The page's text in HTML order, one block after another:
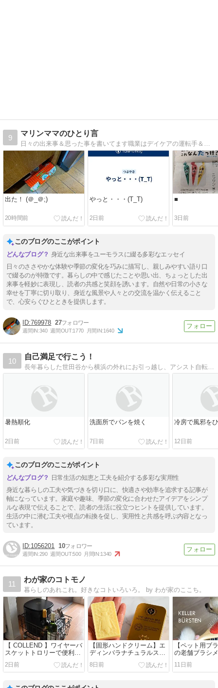
9
マリンママのひとり言
出た！ (＠_＠;)
20時間前
やっと・・・(T_T)
2日前
■
3日前
このブログのここがポイント
身近な出来事をユーモラスに綴る多彩なエッセイ
日々のささやかな体験や季節の変化を巧みに描写し、親しみやすい語り口
で綴るのが特徴です。暮らしの中で感じたことや思い出、ちょっとした出
来事を軽妙に表現し、読者の共感と笑顔を誘います。自然や日常の小さな
幸せを丁寧に切り取り、身近な風景や人々との交流を温かく伝えること
で、心安らぐひとときを提供します。
769978 27
週間IN:340 週間OUT:1770 月間IN:1640
10
自己満足で行こう！
長年暮らした世田谷から横浜の外れにお引っ越し、アシスト自転車に乗って買い物してます。
暑熱順化
2日前
洗面所でパンを焼く
7日前
冷房で風邪を
12日前
このブログのここがポイント
日常生活の知恵と工夫を紹介する多彩な実用性
身近な暮らしの工夫や気づきを切り口に、快適さや効率を追求する記事が
軸になっています。家庭や趣味、季節の変化に合わせたアイデアをシンプ
ルな表現で伝えることで、読者の生活に役立つヒントを提供しています。
生活の中に潜む工夫や視点の転換を促し、実用性と共感を呼ぶ内容となっ
ています。
1056201 10
週間IN:290 週間OUT:500 月間IN:1340
11
わが家のコトモノ
暮らしのあれこれ。好きなコトいろいろ。 by わが家のここち。
【 COLLEND 】ワイヤーバ
スケットトロリーで便利な
見せる収納【耐荷重
10kg】
2日前
【固形ハンドクリーム】エ
ディンバラナチュラルスキ
ンケア【SOLID HAND
CREAM BAR】
8日前
【ペット用ブ
の老舗ブラシ
ーの両面ブラ
BÜRSTEN】
11日前